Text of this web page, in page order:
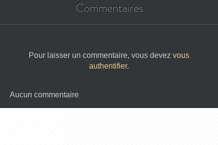
Commentaires
Pour laisser un commentaire, vous devez vous
authentifier.
Aucun commentaire